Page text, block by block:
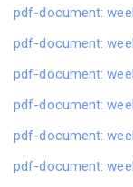
pdf-document:
pdf-document:
pdf-document:
pdf-document:
pdf-document:
pdf-document: